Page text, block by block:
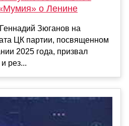
о Ленине
Зюганов на
ЦК партии, посвященном
2025 года, призвал
рез...